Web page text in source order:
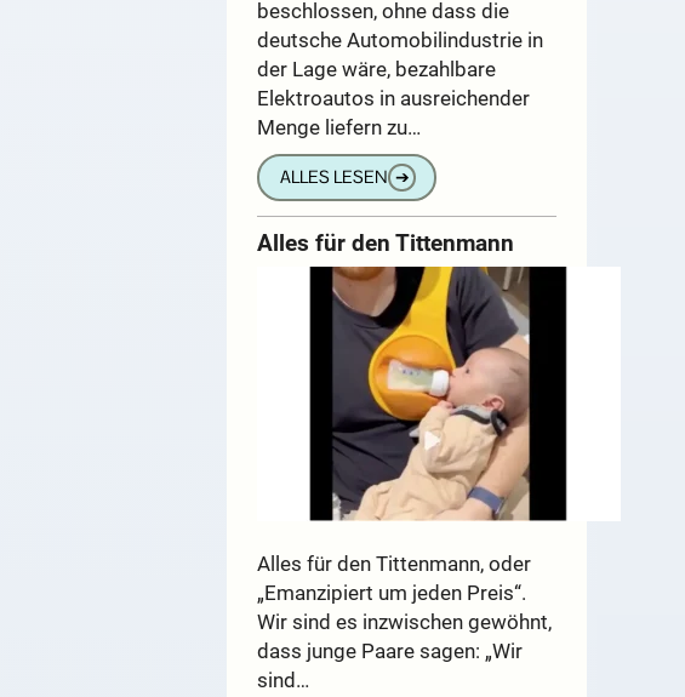
beschlossen, ohne dass die
deutsche Automobilindustrie in
der Lage wäre, bezahlbare
Elektroautos in ausreichender
Menge liefern zu…
ALLES LESEN ➔
Alles für den Tittenmann
Alles für den Tittenmann, oder
„Emanzipiert um jeden Preis“.
Wir sind es inzwischen gewöhnt,
dass junge Paare sagen: „Wir
sind…